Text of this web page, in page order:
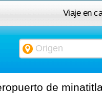
Viaje en
de